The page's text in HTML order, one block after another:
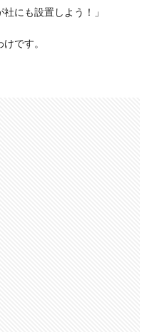
にも設置しよう！」
です。